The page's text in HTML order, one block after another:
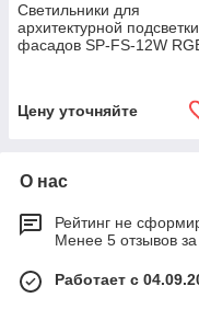
Светильники для
архитектурной подсветки
фасадов SP-FS-12W
Цену уточняйте
О нас
Рейтинг не
Менее 5 отзывов
Работает с